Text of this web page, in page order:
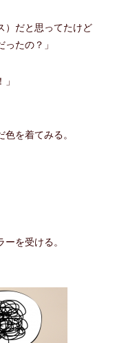
）だと思ってたけど
たの？」
を着てみる。
を受ける。